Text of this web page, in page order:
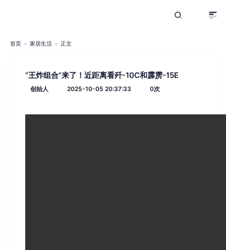
首页 家居生活 正文
“王炸组合”来了！近距离看歼-10C和霹雳-15E
创始人 2025-10-05 20:37:33 0次